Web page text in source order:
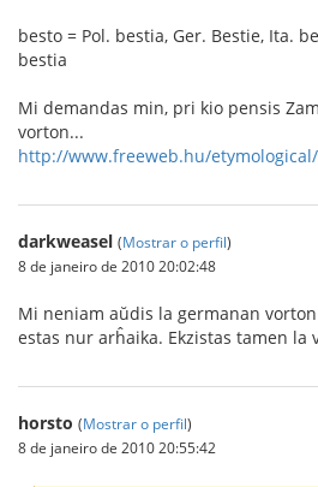
besto = Pol. bestia, Ger. Bestie, Ita.
bestia
Mi demandas min, pri kio pensis
vorton...
http://www.freeweb.hu/
darkweasel (Mostrar o perfil)
8 de janeiro de 2010 20:02:48
Mi neniam aŭdis la germanan
estas nur arĥaika. Ekzistas tamen la
horsto (Mostrar o perfil)
8 de janeiro de 2010 20:55:42